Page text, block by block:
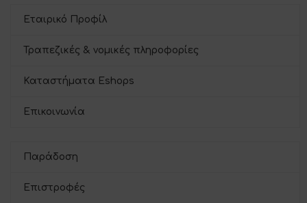
Εταιρικό Προφίλ
Τραπεζικές & νομικές πληροφορίες
Καταστήματα Eshops
Επικοινωνία
Παράδοση
Επιστροφές